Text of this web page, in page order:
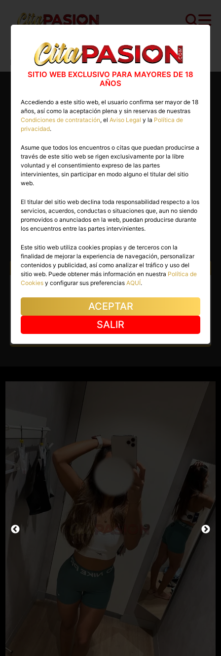
Cita PASION.COM>Masajistas >Madrid>
Madrid capital>Piel a Piel
23 años
PIEL A PIEL
Madrid capital(Madrid)
Atiendo a: Hombres
Depilación, exfoliacion y
masajes.
SITIO WEB EXCLUSIVO PARA MAYORES DE 18
AÑOS
Accediendo a este sitio web, el usuario confirma ser mayor de 18
años, así como la aceptación plena y sin reservas de nuestras
Condiciones de contratación, elAviso Legal y la Política de
privacidad.
Asume que todos los encuentros o citas que puedan producirse a
través de este sitio web se rigen exclusivamente por la libre
voluntad y el consentimiento expreso de las partes
intervinientes, sin participar en modo alguno el titular del sitio
web.
El titular del sitio web declina toda responsabilidad respecto a los
servicios, acuerdos, conductas o situaciones que, aun no siendo
promovidos o anunciados en la web, puedan producirse durante
los encuentros entre las partes intervinientes.
Este sitio web utiliza cookies propias y de terceros con la
finalidad de mejorar la experiencia de navegación, personalizar
contenidos y publicidad, así como analizar el tráfico y uso del
sitio web. Puede obtener más información en nuestra Política de
Cookies y configurar sus preferenciasAQUÍ.
ACEPTAR
SALIR